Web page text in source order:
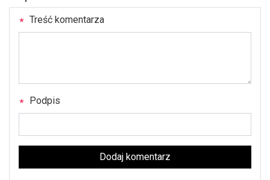
Treść komentarza
Podpis
Dodaj komentarz